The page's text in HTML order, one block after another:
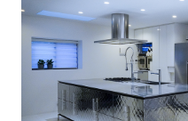
オンラインストア
お知らせ